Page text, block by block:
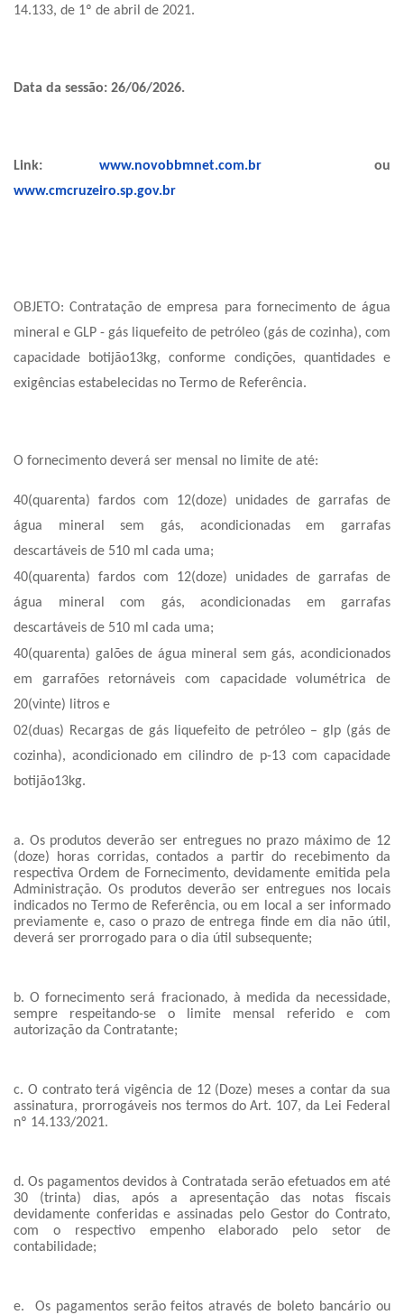
14.133, de 1º de abril de 2021.
Data da sessão: 26/06/2026.
Link: www.novobbmnet.com.brou
www.cmcruzeiro.sp.gov.br
OBJETO: Contratação de empresa para fornecimento de água
mineral e GLP - gás liquefeito de petróleo (gás de cozinha), com
capacidade botijão13kg, conforme condições, quantidades e
exigências estabelecidas no Termo de Referência.
O fornecimento deverá ser mensal no limite de até:
40(quarenta) fardos com 12(doze) unidades de garrafas de
água mineral sem gás, acondicionadas em garrafas
descartáveis de 510 ml cada uma;
40(quarenta) fardos com 12(doze) unidades de garrafas de
água mineral com gás, acondicionadas em garrafas
descartáveis de 510 ml cada uma;
40(quarenta) galões de água mineral sem gás, acondicionados
em garrafões retornáveis com capacidade volumétrica de
20(vinte) litros e
02(duas) Recargas de gás liquefeito de petróleo – glp (gás de
cozinha), acondicionado em cilindro de p-13 com capacidade
botijão13kg.
a. Os produtos deverão ser entregues no prazo máximo de 12
(doze) horas corridas, contados a partir do recebimento da
respectiva Ordem de Fornecimento, devidamente emitida pela
Administração. Os produtos deverão ser entregues nos locais
indicados no Termo de Referência, ou em local a ser informado
previamente e, caso o prazo de entrega finde em dia não útil,
deverá ser prorrogado para o dia útil subsequente;
b. O fornecimento será fracionado, à medida da necessidade,
sempre respeitando-se o limite mensal referido e com
autorização da Contratante;
c. O contrato terá vigência de 12 (Doze) meses a contar da sua
assinatura, prorrogáveis nos termos do Art. 107, da Lei Federal
nº 14.133/2021.
d. Os pagamentos devidos à Contratada serão efetuados em até
30 (trinta) dias, após a apresentação das notas fiscais
devidamente conferidas e assinadas pelo Gestor do Contrato,
com o respectivo empenho elaborado pelo setor de
contabilidade;
e. Os pagamentos serão feitos através de boleto bancário ou